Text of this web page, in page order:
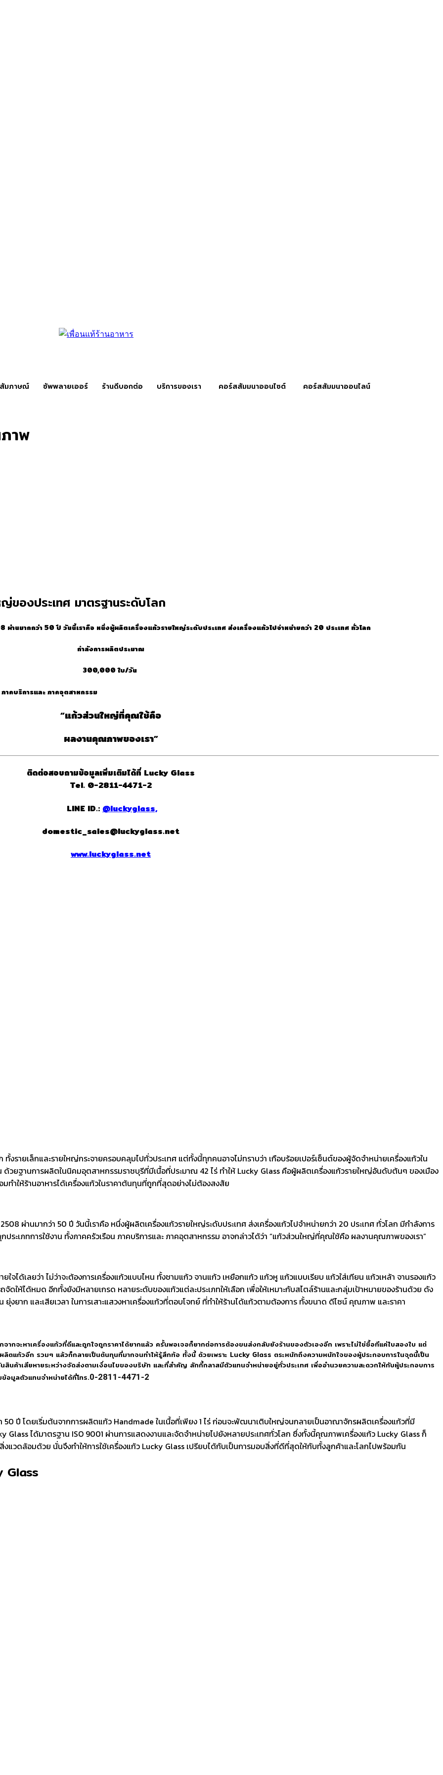
มภาษณ์ ซัพพลายเออร์ ร้านดีบอกต่อ บริการของเรา คอร์สสัมมนาออนไซต์ คอร์สสัมมนาออนไลน์
าพ
องประเทศ มาตรฐานระดับโลก
านมากกว่า 50 ปี วันนี้เราคือ หนึ่งผู้ผลิตเครื่องแก้วรายใหญ่ระดับประเทศ ส่งเครื่องแก้วไปจำหน่ายกว่า 20 ประเทศ ทั่วโลก
กำลังการผลิตประมาณ
300,000 ใบ/วัน
าคบริการและ ภาคอุตสาหกรรม
“แก้วส่วนใหญ่ที่คุณใช้คือ
ผลงานคุณภาพของเรา”
ติดต่อสอบถามข้อมูลเพิ่มเติมได้ที่ Lucky Glass
Tel. 0-2811-4471-2
LINE ID.: @luckyglass,
domestic_sales@luckyglass.net
www.luckyglass.net
งรายเล็กและรายใหญ่กระจายครอบคลุมไปทั่วประเทศ แต่ทั้งนี้ทุกคนอาจไม่ทราบว่า เกือบร้อยเปอร์เซ็นต์ของผู้จัดจำหน่ายเครื่องแก้วใน
วยฐานการผลิตในนิคมอุตสาหกรรมราชบุรีที่มีเนื้อที่ประมาณ 42 ไร่ ทำให้ Lucky Glass คือผู้ผลิตเครื่องแก้วรายใหญ่อันดับต้นๆ ของเมือง
ำให้ร้านอาหารได้เครื่องแก้วในราคาต้นทุนที่ถูกที่สุดอย่างไม่ต้องสงสัย
ผ่านมากว่า 50 ปี วันนี้เราคือ หนึ่งผู้ผลิตเครื่องแก้วรายใหญ่ระดับประเทศ ส่งเครื่องแก้วไปจำหน่ายกว่า 20 ประเทศ ทั่วโลก มีกำลังการ
เภทการใช้งาน ทั้งภาคครัวเรือน ภาคบริการและ ภาคอุตสาหกรรม อาจกล่าวได้ว่า “แก้วส่วนใหญ่ที่คุณใช้คือ ผลงานคุณภาพของเรา”
จได้เลยว่า ไม่ว่าจะต้องการเครื่องแก้วแบบไหน ทั้งชามแก้ว จานแก้ว เหยือกแก้ว แก้วหู แก้วแบบเรียบ แก้วใส่เทียน แก้วเหล้า จานรองแก้ว
ให้ได้หมด อีกทั้งยังมีหลายเกรด หลายระดับของแก้วแต่ละประเภทให้เลือก เพื่อให้เหมาะกับสไตล์ร้านและกลุ่มเป้าหมายของร้านด้วย ดัง
ยาก และเสียเวลา ในการเสาะแสวงหาเครื่องแก้วที่ตอบโจทย์ ที่ทำให้ร้านได้แก้วตามต้องการ ทั้งขนาด ดีไซน์ คุณภาพ และราคา
ากจะหาเครื่องแก้วที่ดีและถูกใจถูกราคาได้ยากแล้ว ครั้นพอเจอก็ยากต่อการต้องขนส่งกลับยังร้านของตัวเองอีก เพราะไม่ใช่ซื้อทีแค่ใบสองใบ แต่
ตแก้วอีก รวมๆ แล้วก็กลายเป็นต้นทุนที่มากจนทำให้รู้สึกท้อ ทั้งนี้ ด้วยเพราะ Lucky Glass ตระหนักถึงความหนักใจของผู้ประกอบการในจุดนี้เป็น
นค้าเสียหายระหว่างจัดส่งตามเงื่อนไขของบริษัท และที่สำคัญ ลักกี้กลาสมีตัวแทนจำหน่ายอยู่ทั่วประเทศ เพื่ออำนวยความสะดวกให้กับผู้ประกอบการ
อมูลตัวแทนจำหน่ายได้ที่โทร.0-2811-4471-2
ปี โดยเริ่มต้นจากการผลิตแก้ว Handmade ในเนื้อที่เพียง 1 ไร่ ก่อนจะพัฒนาเติบใหญ่จนกลายเป็นอาณาจักรผลิตเครื่องแก้วที่มี
ได้มาตรฐาน ISO 9001 ผ่านการแสดงงานและจัดจำหน่ายไปยังหลายประเทศทั่วโลก ซึ่งทั้งนี้คุณภาพเครื่องแก้ว Lucky Glass ก็
แวดล้อมด้วย นั่นจึงทำให้การใช้เครื่องแก้ว Lucky Glass เปรียบได้กับเป็นการมอบสิ่งที่ดีที่สุดให้กับทั้งลูกค้าและโลกไปพร้อมกัน
Glass